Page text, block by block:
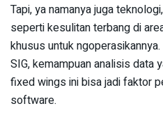
Tapi, ya namanya juga
seperti kesulitan terbang di
khusus untuk
SIG, kemampuan analisis data
fixed wings ini bisa jadi faktor
software.